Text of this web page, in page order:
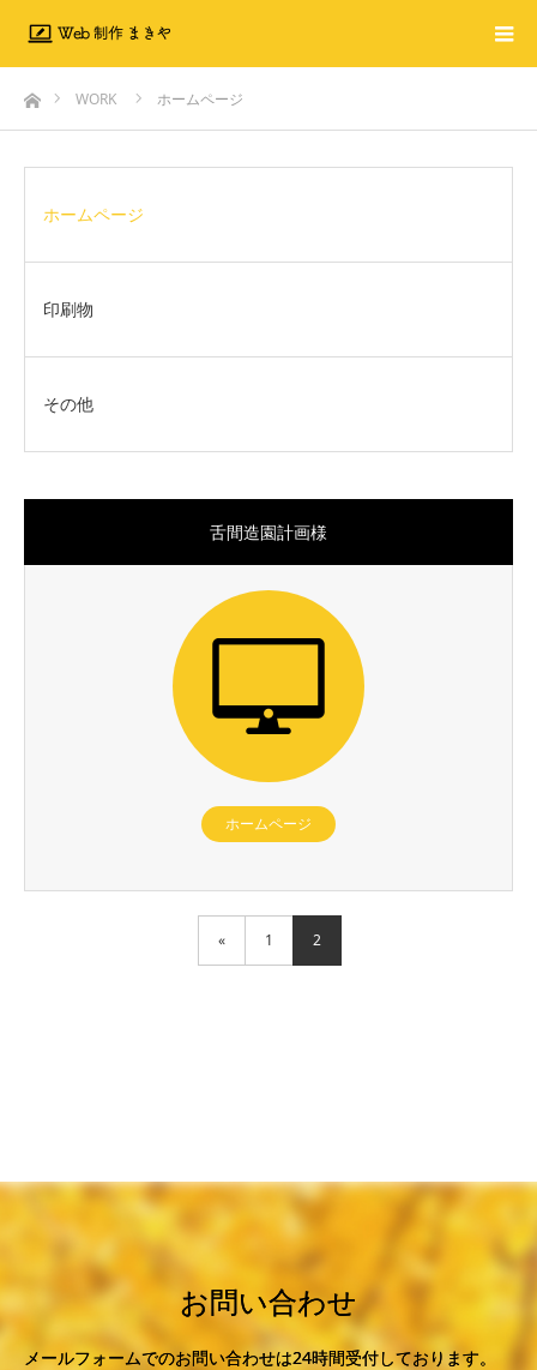
ホームWORK ホームページ
ホームページ
印刷物
その他
舌間造園計画様
ホームページ
« 1 2
お問い合わせ
メールフォームでのお問い合わせは24時間受付しております。